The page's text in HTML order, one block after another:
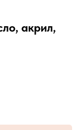
акрил,